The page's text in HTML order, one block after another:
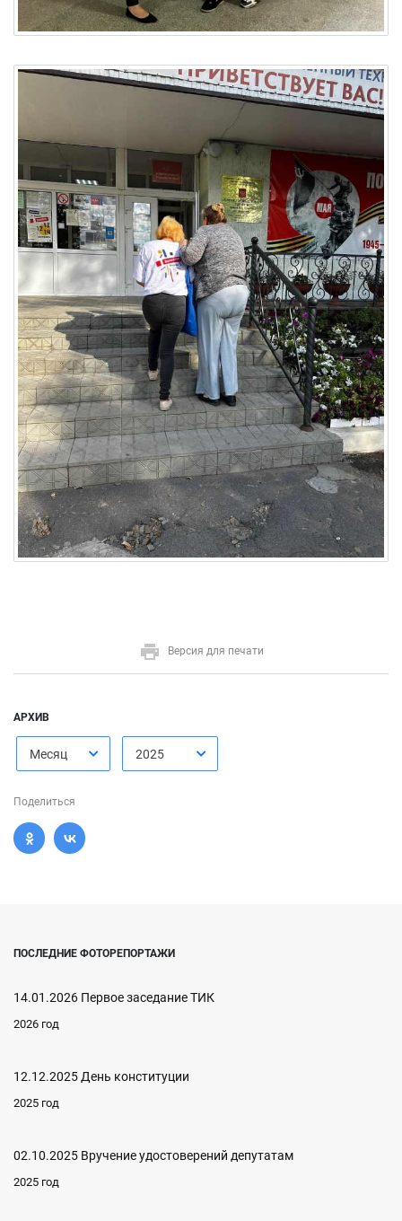
Версия для печати
АРХИВ
Месяц 2025
Поделиться
ПОСЛЕДНИЕ ФОТОРЕПОРТАЖИ
14.01.2026 Первое заседание ТИК
2026 год
12.12.2025 День конституции
2025 год
02.10.2025 Вручение удостоверений депутатам
2025 год